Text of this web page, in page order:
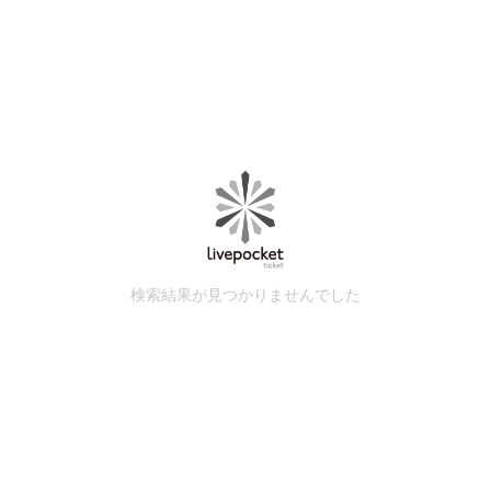
検索結果が見つかりませんでした